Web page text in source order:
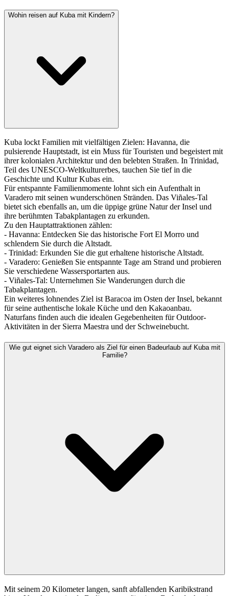
Wohin reisen auf Kuba mit Kindern?
Kuba lockt Familien mit vielfältigen Zielen: Havanna, die
pulsierende Hauptstadt, ist ein Muss für Touristen und begeistert mit
ihrer kolonialen Architektur und den belebten Straßen. In Trinidad,
Teil des UNESCO-Weltkulturerbes, tauchen Sie tief in die
Geschichte und Kultur Kubas ein.
Für entspannte Familienmomente lohnt sich ein Aufenthalt in
Varadero mit seinen wunderschönen Stränden. Das Viñales-Tal
bietet sich ebenfalls an, um die üppige grüne Natur der Insel und
ihre berühmten Tabakplantagen zu erkunden.
Zu den Hauptattraktionen zählen:
- Havanna: Entdecken Sie das historische Fort El Morro und
schlendern Sie durch die Altstadt.
- Trinidad: Erkunden Sie die gut erhaltene historische Altstadt.
- Varadero: Genießen Sie entspannte Tage am Strand und probieren
Sie verschiedene Wassersportarten aus.
- Viñales-Tal: Unternehmen Sie Wanderungen durch die
Tabakplantagen.
Ein weiteres lohnendes Ziel ist Baracoa im Osten der Insel, bekannt
für seine authentische lokale Küche und den Kakaoanbau.
Naturfans finden auch die idealen Gegebenheiten für Outdoor-
Aktivitäten in der Sierra Maestra und der Schweinebucht.
Wie gut eignet sich Varadero als Ziel für einen Badeurlaub auf Kuba mit
Familie?
Mit seinem 20 Kilometer langen, sanft abfallenden Karibikstrand